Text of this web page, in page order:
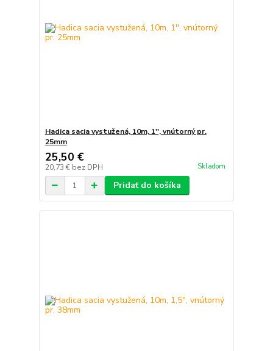
Hadica sacia vystužená, 10m, 1'', vnútorný pr.
25mm
25,50 €
20,73 € bez DPH Skladom
Pridať do košíka